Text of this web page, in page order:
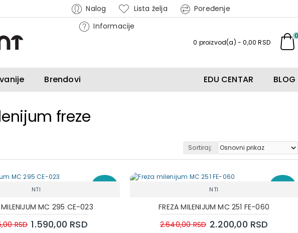
Nalog Lista želja
Poređenje
Informacije
0 proizvod(a) - 0,00 RSD
0
Brendovi EDU CENTAR BLOG
freze
Sortiraj:
NTI
MILENIJUM MC 295 CE-023
1.590,00 RSD
RSD
NTI
FREZA MILENIJUM MC 251 FE-060
2.200,00 RSD
2.640,00 RSD